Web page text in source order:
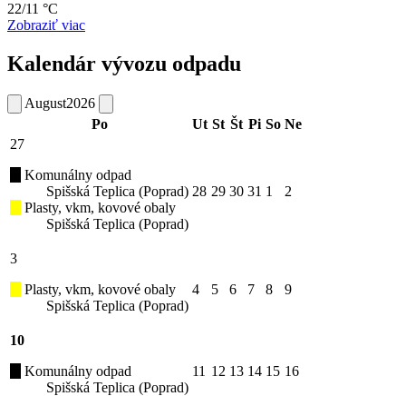
22/11 °C
Zobraziť viac
Kalendár vývozu odpadu
August2026
Po
Ut St Št Pi So Ne
27
Komunálny odpad
Spišská Teplica (Poprad)
Plasty, vkm, kovové obaly
Spišská Teplica (Poprad)
28 29 30 31 1 2
3
Plasty, vkm, kovové obaly
Spišská Teplica (Poprad)
4 5 6 7 8 9
10
Komunálny odpad
Spišská Teplica (Poprad)
11 12 13 14 15 16